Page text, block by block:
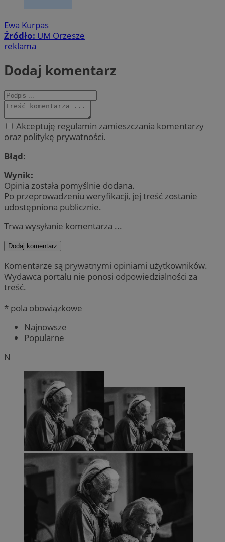
Ewa Kurpas
Źródło: UM Orzesze
reklama
Dodaj komentarz
Akceptuję regulamin zamieszczania komentarzy
oraz politykę prywatności.
Błąd:
Wynik:
Opinia została pomyślnie dodana.
Po przeprowadzeniu weryfikacji, jej treść zostanie
udostępniona publicznie.
Trwa wysyłanie komentarza ...
Dodaj komentarz
Komentarze są prywatnymi opiniami użytkowników.
Wydawca portalu nie ponosi odpowiedzialności za
treść.
* pola obowiązkowe
Najnowsze
Popularne
N